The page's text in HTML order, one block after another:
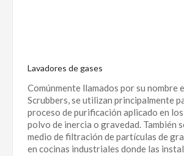
Lavadores de gases
Comúnmente llamados por su nombre
Scrubbers, se utilizan principalmente
proceso de purificación aplicado en
polvo de inercia o gravedad. También
medio de filtración de partículas de
en cocinas industriales donde las